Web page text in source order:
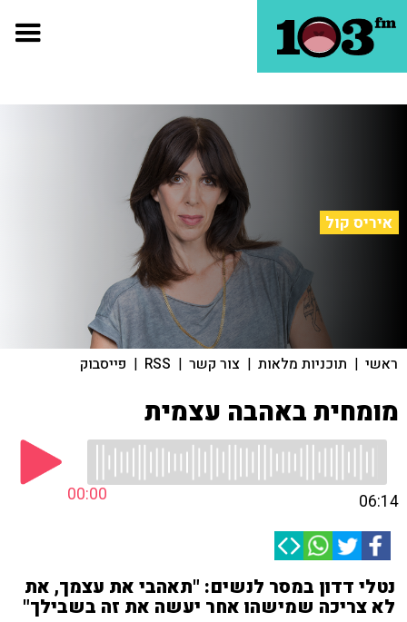
איריס קול
ראשי | תוכניות מלאות | צור קשר |
RSS
| פייסבוק
מומחית באהבה עצמית
00:00 06:14
נטלי דדון במסר לנשים: "תאהבי את עצמך, את
לא צריכה שמישהו אחר יעשה את זה בשבילך"